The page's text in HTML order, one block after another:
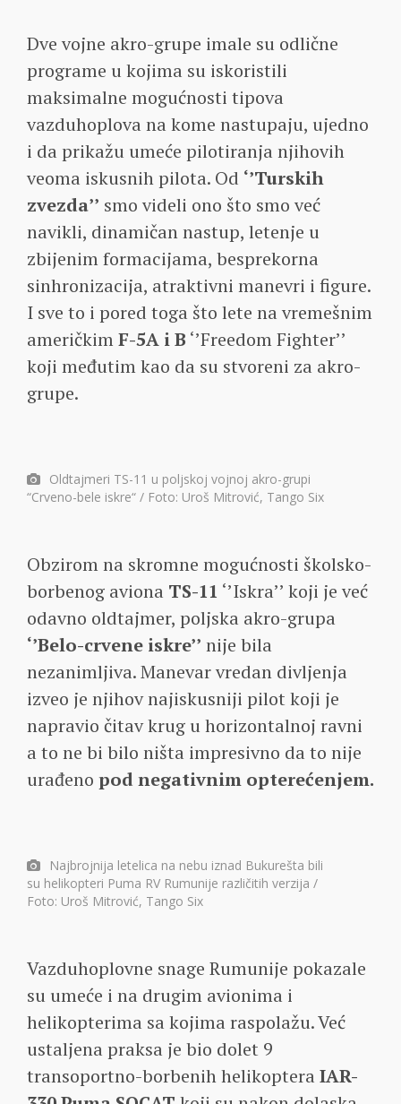
Dve vojne akro-grupe imale su odlične
programe u kojima su iskoristili
maksimalne mogućnosti tipova
vazduhoplova na kome nastupaju, ujedno
i da prikažu umeće pilotiranja njihovih
veoma iskusnih pilota. Od ‘’Turskih
zvezda’’ smo videli ono što smo već
navikli, dinamičan nastup, letenje u
zbijenim formacijama, besprekorna
sinhronizacija, atraktivni manevri i figure.
I sve to i pored toga što lete na vremešnim
američkimF-5A i B ‘’Freedom Fighter’’
koji međutim kao da su stvoreni za akro-
grupe.
Oldtajmeri TS-11 u poljskoj vojnoj akro-grupi
“Crveno-bele iskre“ / Foto: Uroš Mitrović, Tango Six
Obzirom na skromne mogućnosti školsko-
borbenog aviona TS-11 ‘’Iskra’’ koji je već
odavno oldtajmer, poljska akro-grupa
‘’Belo-crvene iskre’’ nije bila
nezanimljiva. Manevar vredan divljenja
izveo je njihov najiskusniji pilot koji je
napravio čitav krug u horizontalnoj ravni
a to ne bi bilo ništa impresivno da to nije
urađeno pod negativnim opterećenjem.
Najbrojnija letelica na nebu iznad Bukurešta bili
su helikopteri Puma RV Rumunije različitih verzija /
Foto: Uroš Mitrović, Tango Six
Vazduhoplovne snage Rumunije pokazale
su umeće i na drugim avionima i
helikopterima sa kojima raspolažu. Već
ustaljena praksa je bio dolet 9
transoportno-borbenih helikoptera IAR-